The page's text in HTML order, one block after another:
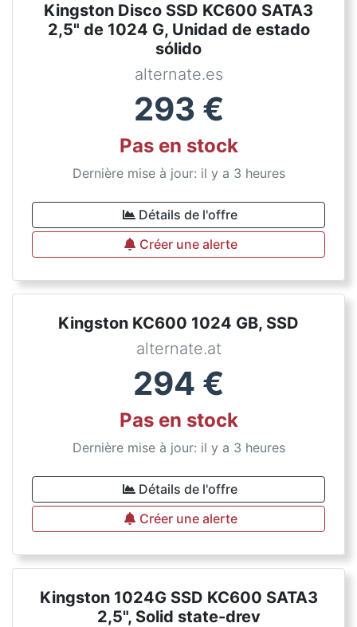
Kingston Disco SSD KC600 SATA3
2,5" de 1024 G, Unidad de estado
sólido
alternate.es
293 €
Pas en stock
Dernière mise à jour: il y a 3 heures
Détails de l'offre
Créer une alerte
Kingston KC600 1024 GB, SSD
alternate.at
294 €
Pas en stock
Dernière mise à jour: il y a 3 heures
Détails de l'offre
Créer une alerte
Kingston 1024G SSD KC600 SATA3
2,5", Solid state-drev